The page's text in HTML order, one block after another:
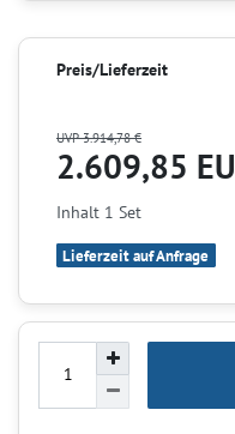
Preis/Lieferzeit
UVP 3.914,78 €
2.609,85
Inhalt 1 Set
Lieferzeit auf Anfrage